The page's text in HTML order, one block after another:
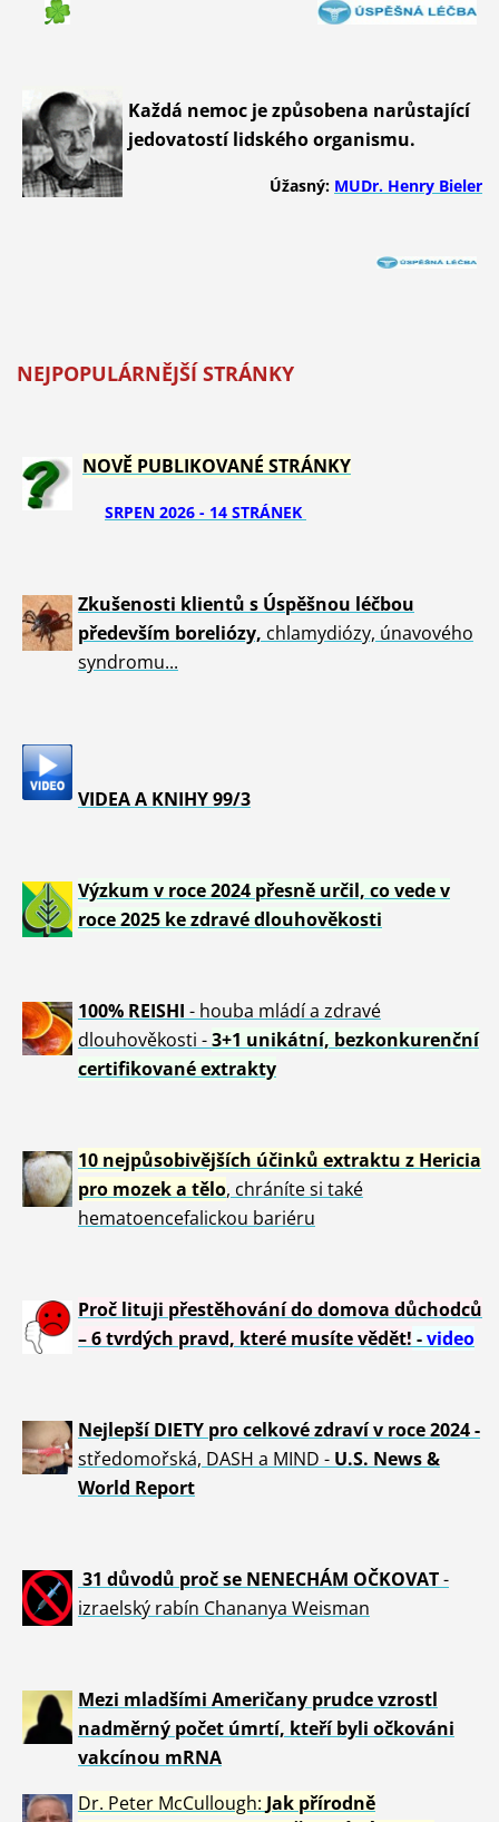
Každá nemoc je způsobena narůstající
jedovatostí lidského organismu.
Úžasný: MUDr. Henry Bieler
NEJPOPULÁRNĚJŠÍ STRÁNKY
NOVĚ PUBLIKOVANÉ STRÁNKY
SRPEN 2026 - 14 STRÁNEK
Zkušenosti klientů s Úspěšnou léčbou
především boreliózy, chlamydiózy, únavového
syndromu...
VIDEA A KNIHY 99/3
Výzkum v roce 2024 přesně určil, co vede v
roce 2025 ke zdravé dlouhověkosti
100% REISHI - houba mládí a zdravé
dlouhověkosti -3+1 unikátní, bezkonkurenční
certifikované extrakty
10 nejpůsobivějších účinků extraktu z Hericia
pro mozek a tělo, chráníte si také
hematoencefalickou bariéru
Proč lituji přestěhování do domova důchodců
– 6 tvrdých pravd, které musíte vědět! -video
Nejlepší DIETY pro celkové zdraví v roce 2024 -
středomořská, DASH a MIND - U.S. News &
World Report
31 důvodů proč se NENECHÁM OČKOVAT-
izraelský rabín Chananya Weisman
Mezi mladšími Američany prudce vzrostl
nadměrný počet úmrtí, kteří byli očkováni
vakcínou mRNA
Dr. Peter McCullough: Jak přírodně